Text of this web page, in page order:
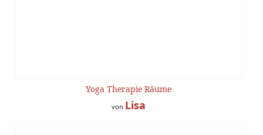
Yoga Therapie Räume
von Lisa